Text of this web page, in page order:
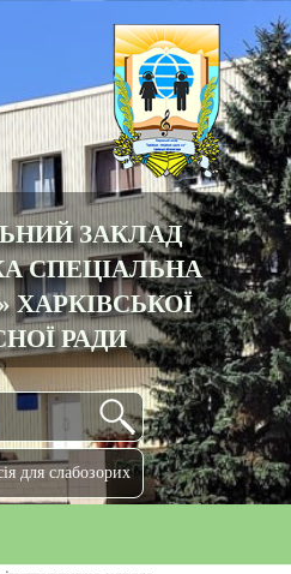
ЗАКЛАД
СПЕЦІАЛЬНА
РАДИ
для слабозорих